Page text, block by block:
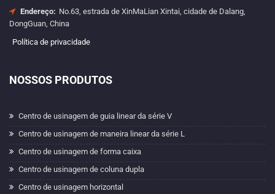
Endereço: No.63, estrada de XinMaLian Xintai, cidade de Dalang,
DongGuan, China
Política de privacidade
NOSSOS PRODUTOS
Centro de usinagem de guia linear da série V
Centro de usinagem de maneira linear da série L
Centro de usinagem de forma caixa
Centro de usinagem de coluna dupla
Centro de usinagem horizontal